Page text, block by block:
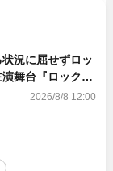
況に屈せずロッ
舞台『ロックン
2026/8/8 12:00